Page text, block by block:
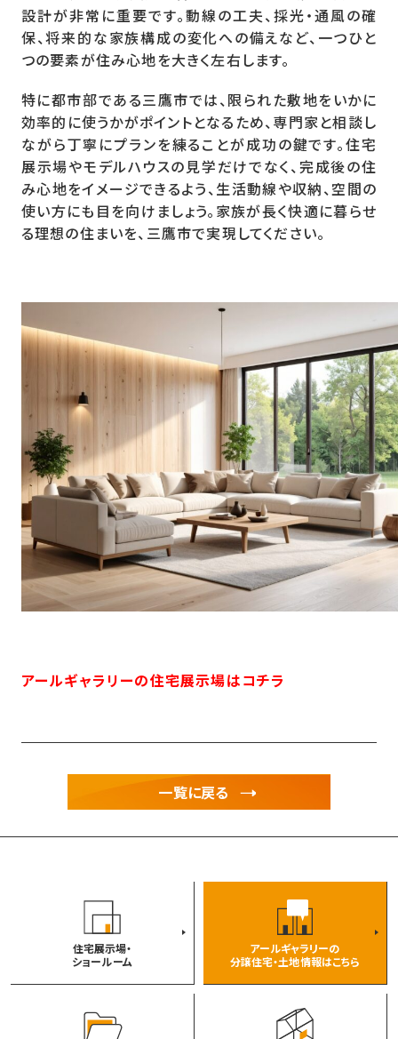
設計が非常に重要です。動線の工夫、採光・通風の確
保、将来的な家族構成の変化への備えなど、一つひと
つの要素が住み心地を大きく左右します。
特に都市部である三鷹市では、限られた敷地をいかに
効率的に使うかがポイントとなるため、専門家と相談し
ながら丁寧にプランを練ることが成功の鍵です。住宅
展示場やモデルハウスの見学だけでなく、完成後の住
み心地をイメージできるよう、生活動線や収納、空間の
使い方にも目を向けましょう。家族が長く快適に暮らせ
る理想の住まいを、三鷹市で実現してください。
アールギャラリーの住宅展示場はコチラ
一覧に戻る
住宅展示場・
ショールーム
アールギャラリーの
分譲住宅・土地情報はこちら